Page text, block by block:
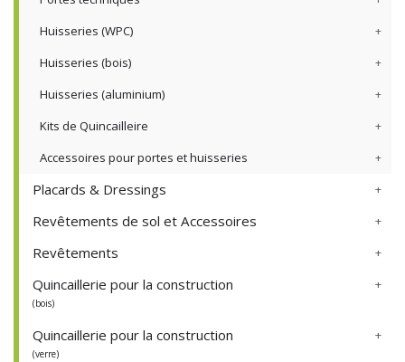
Huisseries (WPC)
Huisseries (bois)
Huisseries (aluminium)
Kits de Quincailleire
Accessoires pour portes et huisseries
Placards & Dressings
Revêtements de sol et Accessoires
Revêtements
Quincaillerie pour la construction
(bois)
Quincaillerie pour la construction
(verre)